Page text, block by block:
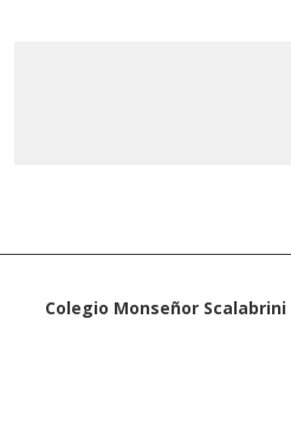
Colegio Monseñor Scalabrini